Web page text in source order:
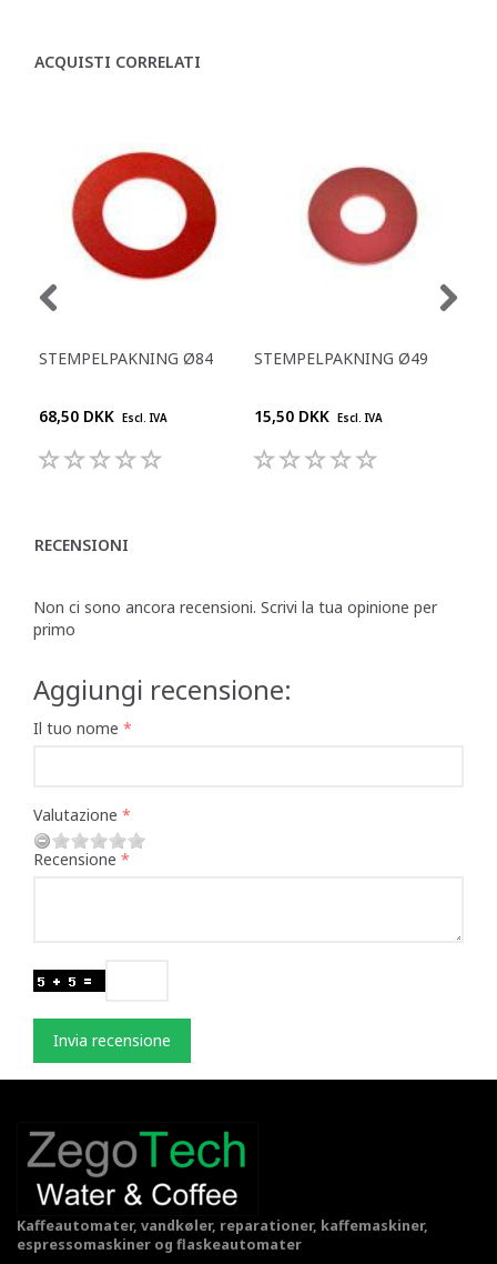
ACQUISTI CORRELATI
STEMPELPAKNING Ø84
68,50 DKK Escl. IVA
STEMPELPAKNING Ø49
15,50 DKK Escl. IVA
RECENSIONI
Non ci sono ancora recensioni. Scrivi la tua opinione per
primo
Aggiungi recensione:
Il tuo nome
Valutazione
Recensione
Invia recensione
Kaffeautomater, vandkøler, reparationer, kaffemaskiner,
espressomaskiner og flaskeautomater